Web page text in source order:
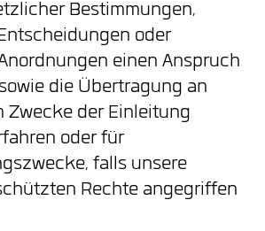
Bestimmungen,
oder
einen Anspruch
die Übertragung an
Zwecke der Einleitung
oder für
falls unsere
Rechte angegriffen